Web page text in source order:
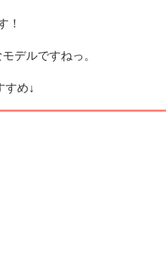
！
デルですねっ。
すめ↓